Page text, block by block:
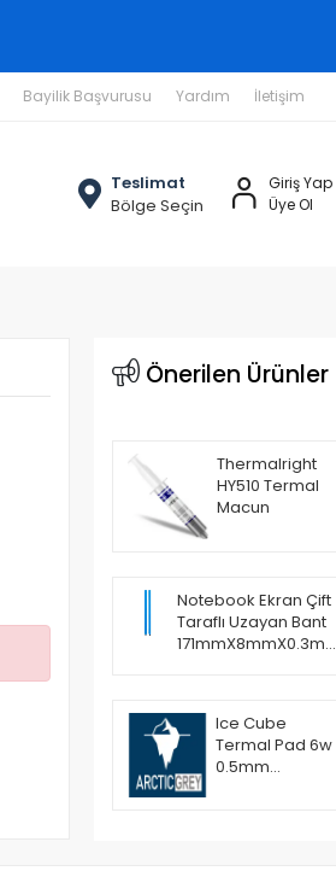
Bayilik Başvurusu Yardım İletişim
Teslimat
Bölge Seçin
Giriş Yap
Üye Ol
Önerilen Ürünler
Thermalright
HY510 Termal
Macun
Notebook Ekran Çift
Taraflı Uzayan Bant
171mmX8mmX0.3mm
Ice Cube
Termal Pad 6w
0.5mm